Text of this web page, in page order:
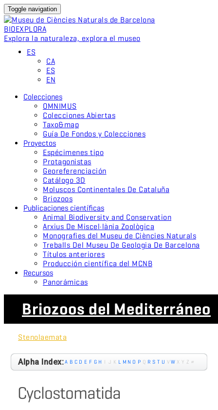
Toggle navigation
BIOEXPLORA
Explora la naturaleza, explora el museo
ES
CA
ES
EN
Colecciones
OMNIMUS
Colecciones Abiertas
Taxo&map
Guía De Fondos y Colecciones
Proyectos
Espécimenes tipo
Protagonistas
Georeferenciación
Catálogo 3D
Moluscos Continentales De Cataluña
Briozoos
Publicaciones científicas
Animal Biodiversity and Conservation
Arxius De Miscel·lània Zoològica
Monografies del Museu de Ciències Naturals
Treballs Del Museu De Geologia De Barcelona
Títulos anteriores
Producción científica del MCNB
Recursos
Panorámicas
Briozoos del Mediterráneo
Stenolaemata
Alpha Index:A B C D E F G H I J K L M N O P Q R S T U V W X Y Z #
Cyclostomatida